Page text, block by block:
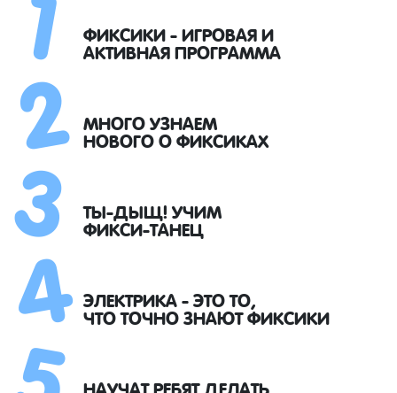
ФИКСИКИ - ИГРОВАЯ И
АКТИВНАЯ ПРОГРАММА
МНОГО УЗНАЕМ
НОВОГО О ФИКСИКАХ
ТЫ-ДЫЩ! УЧИМ
ФИКСИ-ТАНЕЦ
ЭЛЕКТРИКА - ЭТО ТО,
ЧТО ТОЧНО ЗНАЮТ ФИКСИКИ